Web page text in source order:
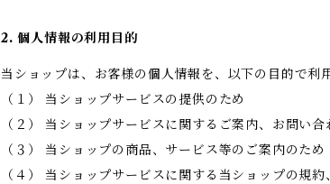
2. 個人情報の利用目的
当ショップは、お客様の個人情報を、以下の目的で利
（１） 当ショップサービスの提供のため
（２） 当ショップサービスに関するご案内、お問い
（３） 当ショップの商品、サービス等のご案内のため
（４） 当ショップサービスに関する当ショップの規